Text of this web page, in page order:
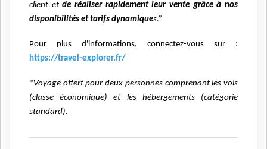
client etde réaliser rapidement leur vente grâce à nos
disponibilités et tarifs dynamiques.”
Pour plus d'informations, connectez-vous sur :
https://travel-explorer.fr/
*Voyage offert pour deux personnes comprenant les vols
(classe économique) et les hébergements (catégorie
standard).